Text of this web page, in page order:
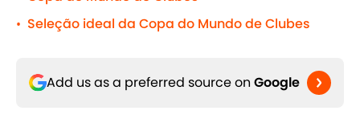
• Seleção ideal da Copa do Mundo de Clubes
Add us as a preferred source on Google